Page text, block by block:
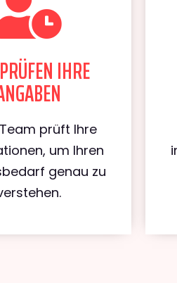
IHRE
prüft Ihre
um Ihren
genau zu